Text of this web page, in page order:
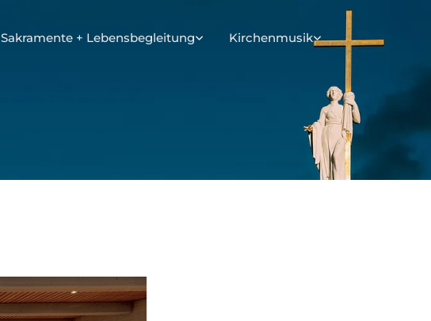
Sakramente + Lebensbegleitung Kirchenmusik